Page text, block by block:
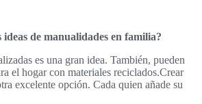
ideas de manualidades en familia?
es una gran idea. También, pueden
el hogar con materiales reciclados.Crear
excelente opción. Cada quien añade su